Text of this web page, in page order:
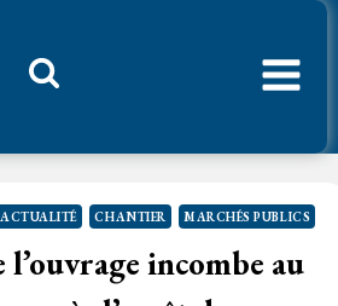
ACTUALITÉ CHANTIER MARCHÉS PUBLICS
incombe au